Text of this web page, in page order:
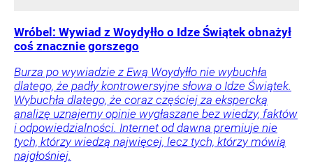
Wróbel: Wywiad z Woydyłło o Idze Świątek obnażył
coś znacznie gorszego
Burza po wywiadzie z Ewą Woydyłło nie wybuchła
dlatego, że padły kontrowersyjne słowa o Idze Świątek.
Wybuchła dlatego, że coraz częściej za ekspercką
analizę uznajemy opinie wygłaszane bez wiedzy, faktów
i odpowiedzialności. Internet od dawna premiuje nie
tych, którzy wiedzą najwięcej, lecz tych, którzy mówią
najgłośniej.